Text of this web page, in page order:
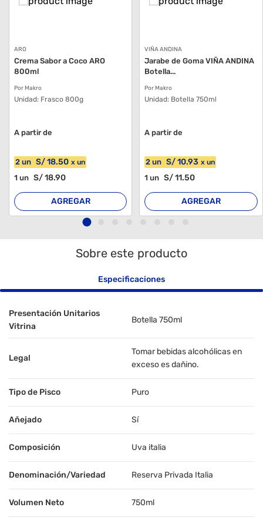
ARO
Crema Sabor a Coco ARO
800ml
Por Makro
Unidad: Frasco 800g
A partir de
2 un S/18.50 x un
1 un S/18.90
AGREGAR
VIÑA ANDINA
Jarabe de Goma VIÑA ANDINA
Botella...
Por Makro
Unidad: Botella 750ml
A partir de
2 un S/10.93 xun
1un S/11.50
AGREGAR
Sobre este producto
Especificaciones
Presentación Unitarios
Vitrina
Botella 750ml
Legal
Tomar bebidas alcohólicas en
exceso es dañino.
Tipo de Pisco Puro
Añejado Sí
Composición Uva italia
Denominación/Variedad Reserva Privada Italia
Volumen Neto 750ml